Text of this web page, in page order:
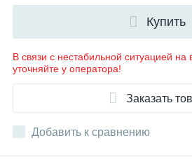
Купить
В связи с нестабильной ситуацией
уточняйте у оператора!
Заказать
Добавить к сравнению